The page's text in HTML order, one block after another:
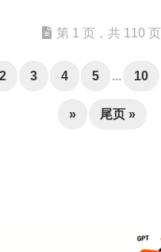
第 1 页，共 110 页
2 3 4 5 ... 10
» 尾页 »